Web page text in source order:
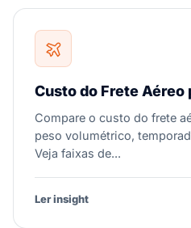
Custo do Frete Aéreo
Compare o custo do frete
peso volumétrico,
Veja faixas de...
Ler insight